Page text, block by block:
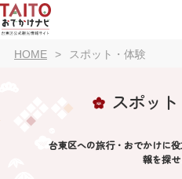
HOME スポット・体験
スポッ
台東区への旅行・おでかけに
報を探せ